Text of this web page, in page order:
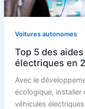
Voitures autonomes
Top 5 des
électriques en
Avec le
écologique, installer
véhicules